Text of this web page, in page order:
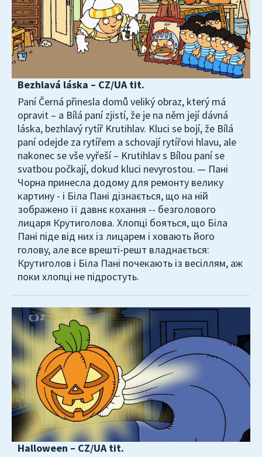
Bezhlavá láska – CZ/UA tit.
Paní Černá přinesla domů veliký obraz, který má
opravit – a Bílá paní zjistí, že je na něm její dávná
láska, bezhlavý rytíř Krutihlav. Kluci se bojí, že Bílá
paní odejde za rytířem a schovají rytířovi hlavu, ale
nakonec se vše vyřeší – Krutihlav s Bílou paní se
svatbou počkají, dokud kluci nevyrostou. — Пані
Чорна принесла додому для ремонту велику
картину - і Біла Пані дізнається, що на ній
зображено її давнє кохання -- безголового
лицаря Крутиголова. Хлопці бояться, що Біла
Пані піде від них із лицарем і ховають його
голову, але все врешті-решт владнається:
Крутиголов і Біла Пані почекають із весіллям, аж
поки хлопці не підростуть.
Halloween – CZ/UA tit.